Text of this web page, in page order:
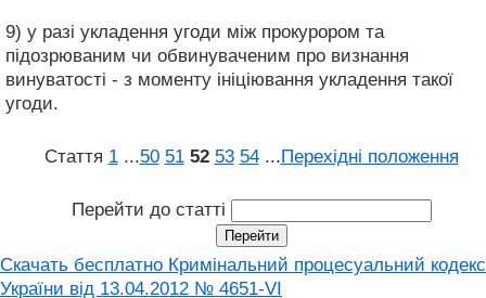
9) у разі укладення угоди між прокурором та
підозрюваним чи обвинуваченим про визнання
винуватості - з моменту ініціювання укладення такої
угоди.
Стаття 1 ...50 51 52 53 54 ...Перехідні положення
Перейти до статті
Скачать бесплатно Кримінальний процесуальний кодекс
України від 13.04.2012 № 4651-VI